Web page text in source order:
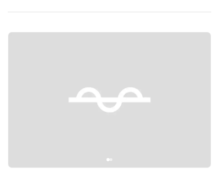
Previous slide